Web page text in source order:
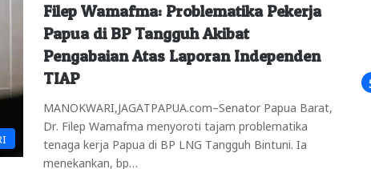
Filep Wamafma: Problematika Pekerja
Papua di BP Tangguh Akibat
Pengabaian Atas Laporan Independen
TIAP
MANOKWARI,JAGATPAPUA.com–Senator Papua Barat,
Dr. Filep Wamafma menyoroti tajam problematika
tenaga kerja Papua di BP LNG Tangguh Bintuni. Ia
menekankan, bp…